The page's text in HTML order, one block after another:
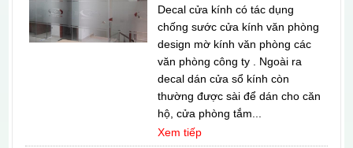
Decal cửa kính có tác dụng
chống sước cửa kính văn phòng
design mờ kính văn phòng các
văn phòng công ty . Ngoài ra
decal dán cửa sổ kính còn
thường được sài để dán cho căn
hộ, cửa phòng tắm...
Xem tiếp